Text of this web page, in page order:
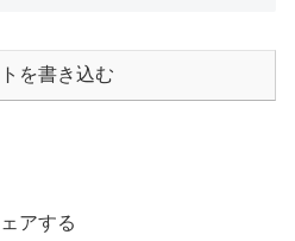
を書き込む
アする